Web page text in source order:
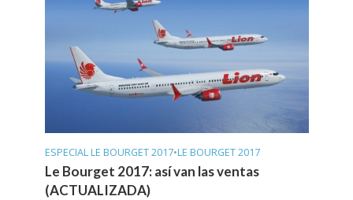
ESPECIAL LE BOURGET 2017•LE BOURGET 2017
Le Bourget 2017: así van las ventas
(ACTUALIZADA)